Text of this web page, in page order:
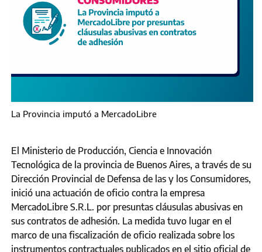
La Provincia imputó a MercadoLibre
El Ministerio de Producción, Ciencia e Innovación
Tecnológica de la provincia de Buenos Aires, a través de su
Dirección Provincial de Defensa de las y los Consumidores,
inició una actuación de oficio contra la empresa
MercadoLibre S.R.L. por presuntas cláusulas abusivas en
sus contratos de adhesión. La medida tuvo lugar en el
marco de una fiscalización de oficio realizada sobre los
instrumentos contractuales publicados en el sitio oficial de